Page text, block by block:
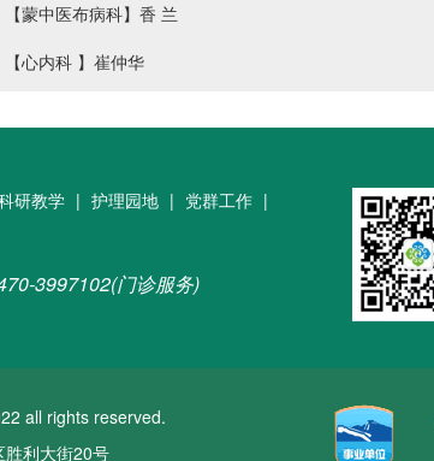
蒙中医布病科】香 兰
心内科 】崔仲华
研教学 | 护理园地 | 党群工作 |
3997102(门诊服务)
all rights reserved.
胜利大街20号